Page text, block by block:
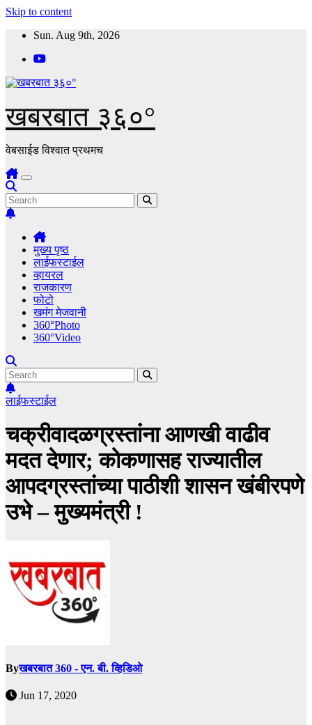
Skip to content
Sun. Aug 9th, 2026
खबरबात ३६०°
वेबसाईड विश्वात प्रथमच
मुख्य पृष्ठ
लाईफस्टाईल
व्हायरल
राजकारण
फोटो
खमंग मेजवानी
360°Photo
360°Video
लाईफस्टाईल
चक्रीवादळग्रस्तांना आणखी वाढीव
मदत देणार; कोकणासह राज्यातील
आपदग्रस्तांच्या पाठीशी शासन खंबीरपणे
उभे – मुख्यमंत्री !
Byखबरबात 360 - एन. बी. व्हिडिओ
Jun 17, 2020